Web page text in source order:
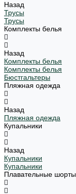
Назад
Трусы
Трусы
Комплекты белья
Назад
Комплекты белья
Комплекты белья
Бюстгальтеры
Пляжная одежда
Назад
Пляжная одежда
Купальники
Назад
Купальники
Купальники
Плавательные шорты